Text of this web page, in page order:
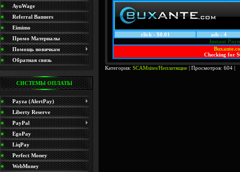
AyuWage
Referral Banners
Eimimo
Промо Материалы
(Promo)Помощь новичкам
Обратная связь
СИСТЕМЫ ОПЛАТЫ
Payza (AlertPay)
Liberty Reserve
PayPal
EgoPay
LiqPay
Perfect Money
WebMoney
click - $0.01 ads - 4
Instant
Сhecking for
Категория: SCAMsites/Неплатящие | Просмотров: 604 |